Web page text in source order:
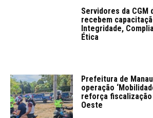
Servidores da CGM
recebem
Integridade,
Ética
Prefeitura de
operação
reforça
Oeste